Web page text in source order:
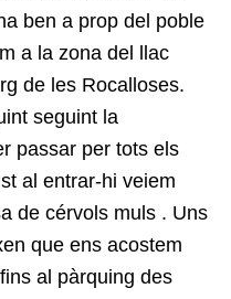
ben a prop del poble
a la zona del llac
de les Rocalloses.
seguint la
passar per tots els
al entrar-hi veiem
de cérvols muls . Uns
que ens acostem
al pàrquing des